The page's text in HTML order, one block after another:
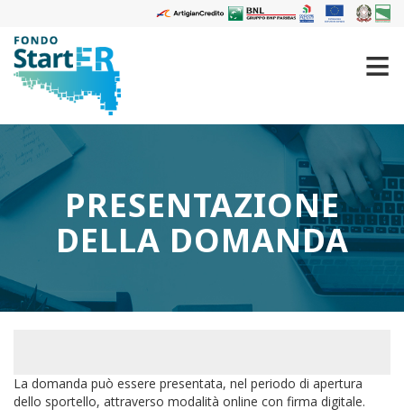
PRESENTAZIONE
DELLA DOMANDA
La domanda può essere presentata, nel periodo di apertura
dello sportello, attraverso modalità online con firma digitale.